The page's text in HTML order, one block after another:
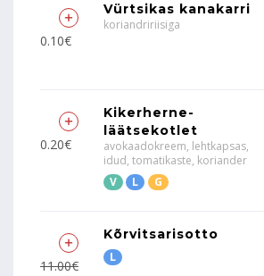
0.10€
Vürtsikas kanakarri
koriandririisiga
0.20€
Kikerherne-
läätsekotlet
avokaadokreem, lehtkapsas,
idud, tomatikaste, koriander
V
L G
11.00€
Kõrvitsarisotto
L